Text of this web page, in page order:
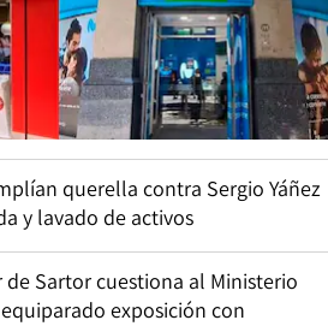
querella contra Sergio Yáñez
y lavado de activos
Sartor cuestiona al Ministerio
exposición con